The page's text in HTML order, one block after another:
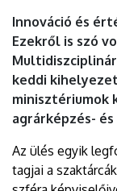
Innováció és
Ezekről is szó
keddi
minisztériumok
agrárképzés-
Az ülés egyik
tagjai a